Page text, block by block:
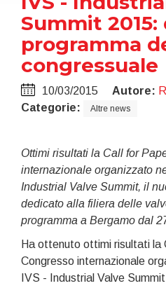
Summit
programma
congressuale
10/03/2015 Autore:
Categorie:
Altre news
Ottimi risultati la Call for
internazionale organizzato
Industrial Valve Summit, il
dedicato alla filiera delle
programma a Bergamo dal
Ha ottenuto ottimi risultati la
Congresso internazionale
IVS - Industrial Valve